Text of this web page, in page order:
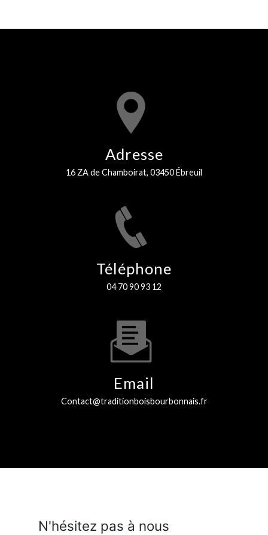
Adresse
16 ZA de Chamboirat, 03450 Ébreuil
Téléphone
04 70 90 93 12
Email
contact@traditionboisbourbonnais.fr
N'hésitez pas à nous